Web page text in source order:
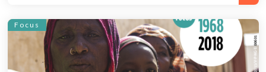
Focus